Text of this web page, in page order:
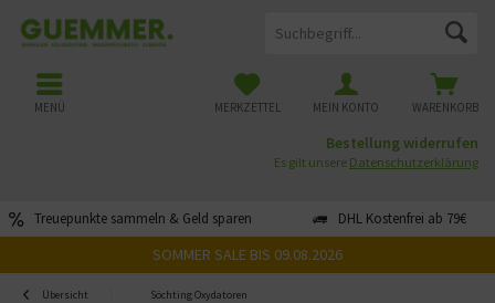
Treuepunkte sammeln & Geld sparen DHL Kostenfrei ab 79€
WARENKORB
MERKZETTEL MEIN KONTO
MENÜ
Bestellung widerrufen
Es gilt unsere Datenschutzerklärung
SOMMER SALE BIS 09.08.2026
Übersicht Söchting Oxydatoren